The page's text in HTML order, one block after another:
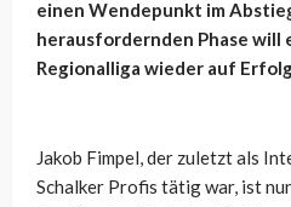
einen Wendepunkt im
herausfordernden Phase will
Regionalliga wieder auf
Jakob Fimpel, der zuletzt als
Schalker Profis tätig war, ist